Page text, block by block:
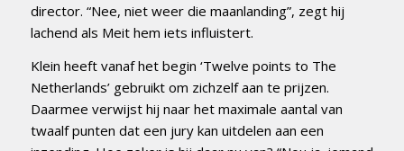
director. “Nee, niet weer die maanlanding”, zegt hij
lachend als Meit hem iets influistert.
Klein heeft vanaf het begin ‘Twelve points to The
Netherlands’ gebruikt om zichzelf aan te prijzen.
Daarmee verwijst hij naar het maximale aantal van
twaalf punten dat een jury kan uitdelen aan een